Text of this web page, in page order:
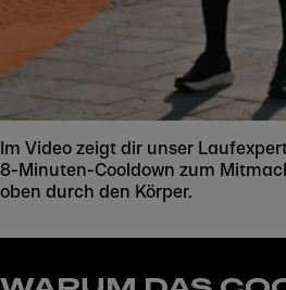
Im Video zeigt dir unser
8-Minuten-Cooldown zum
oben durch den Körper.